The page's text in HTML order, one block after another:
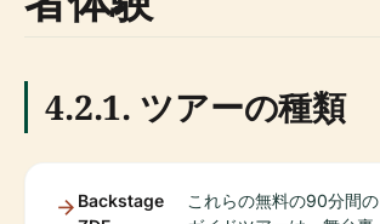
4.2.1. ツアーの種類
Backstage
これらの無料の90分間の